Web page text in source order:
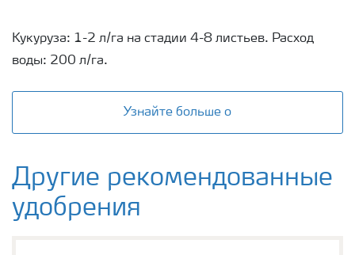
Кукуруза: 1-2 л/га на стадии 4-8 листьев. Расход
воды: 200 л/га.
Узнайте больше о
Другие рекомендованные
удобрения